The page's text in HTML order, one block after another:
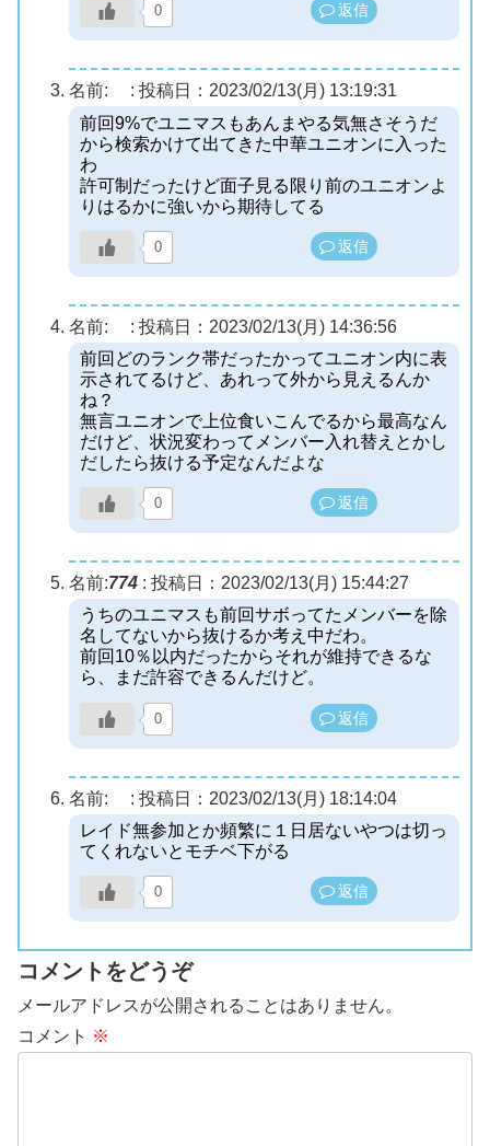
0 返信
名前: : 投稿日：2023/02/13(月) 13:19:31
前回9%でユニマスもあんまやる気無さそうだ
から検索かけて出てきた中華ユニオンに入った
わ
許可制だったけど面子見る限り前のユニオンよ
りはるかに強いから期待してる
0 返信
名前: : 投稿日：2023/02/13(月) 14:36:56
前回どのランク帯だったかってユニオン内に表
示されてるけど、あれって外から見えるんか
ね？
無言ユニオンで上位食いこんでるから最高なん
だけど、状況変わってメンバー入れ替えとかし
だしたら抜ける予定なんだよな
0 返信
名前:774 : 投稿日：2023/02/13(月) 15:44:27
うちのユニマスも前回サボってたメンバーを除
名してないから抜けるか考え中だわ。
前回10％以内だったからそれが維持できるな
ら、まだ許容できるんだけど。
0 返信
名前: : 投稿日：2023/02/13(月) 18:14:04
レイド無参加とか頻繁に１日居ないやつは切っ
てくれないとモチベ下がる
0 返信
コメントをどうぞ
メールアドレスが公開されることはありません。
コメント ※